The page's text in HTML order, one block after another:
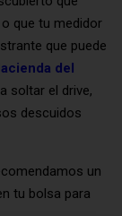
que tu medidor
que puede
del
soltar el drive,
descuidos
un
tu bolsa para